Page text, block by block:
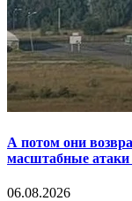
А потом они
масштабные атаки
06.08.2026